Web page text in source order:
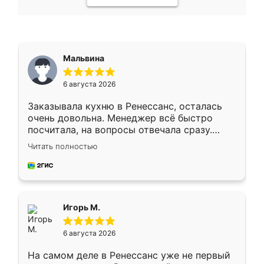
Мальвина
6 августа 2026
Заказывала кухню в Ренессанс, осталась
очень довольна. Менеджер всё быстро
посчитала, на вопросы отвечала сразу.
Замерщик приехал в субботу, подошёл к
делу со всей ответственностью. Собрали
за день, ребята работали аккуратно, даже
Читать полностью
Игорь М.
6 августа 2026
На самом деле в Ренессанс уже не первый